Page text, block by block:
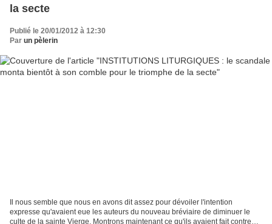
la secte
Publié le 20/01/2012 à 12:30
Par un pèlerin
Il nous semble que nous en avons dit assez pour dévoiler l'intention
expresse qu'avaient eue les auteurs du nouveau bréviaire de diminuer le
culte de la sainte Vierge. Montrons maintenant ce qu'ils avaient fait contre